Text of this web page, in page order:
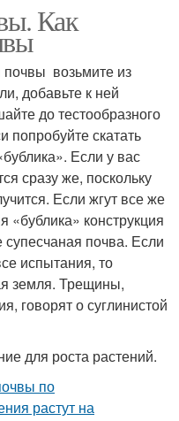
Как
почвы возьмите из
добавьте к ней
до тестообразного
попробуйте скатать
Если у вас
сразу же, поскольку
Если жгут все же
«бублика» конструкция
супесчаная почва. Если
испытания, то
земля. Трещины,
говорят о суглинистой
для роста растений.